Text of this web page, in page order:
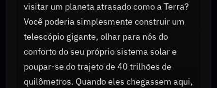
visitar um planeta atrasado como a Terra?
Você poderia simplesmente construir um
telescópio gigante, olhar para nós do
conforto do seu próprio sistema solar e
poupar-se do trajeto de 40 trilhões de
quilômetros. Quando eles chegassem aqui,